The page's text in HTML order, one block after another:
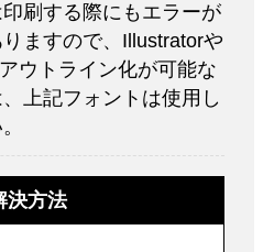
刷する際にもエラーが
ますので、Illustratorや
ウトライン化が可能な
上記フォントは使用し
決方法